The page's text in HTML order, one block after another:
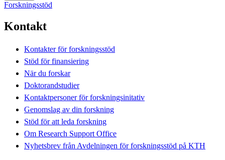
Forskningsstöd
Kontakt
Kontakter för forskningsstöd
Stöd för finansiering
När du forskar
Doktorandstudier
Kontaktpersoner för forskningsinitativ
Genomslag av din forskning
Stöd för att leda forskning
Om Research Support Office
Nyhetsbrev från Avdelningen för forskningsstöd på KTH